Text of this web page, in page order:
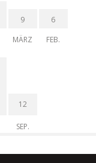
9
MÄRZ
6
FEB.
12
SEP.